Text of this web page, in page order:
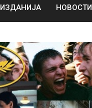
ИЗДАНИЈА НОВОСТИ